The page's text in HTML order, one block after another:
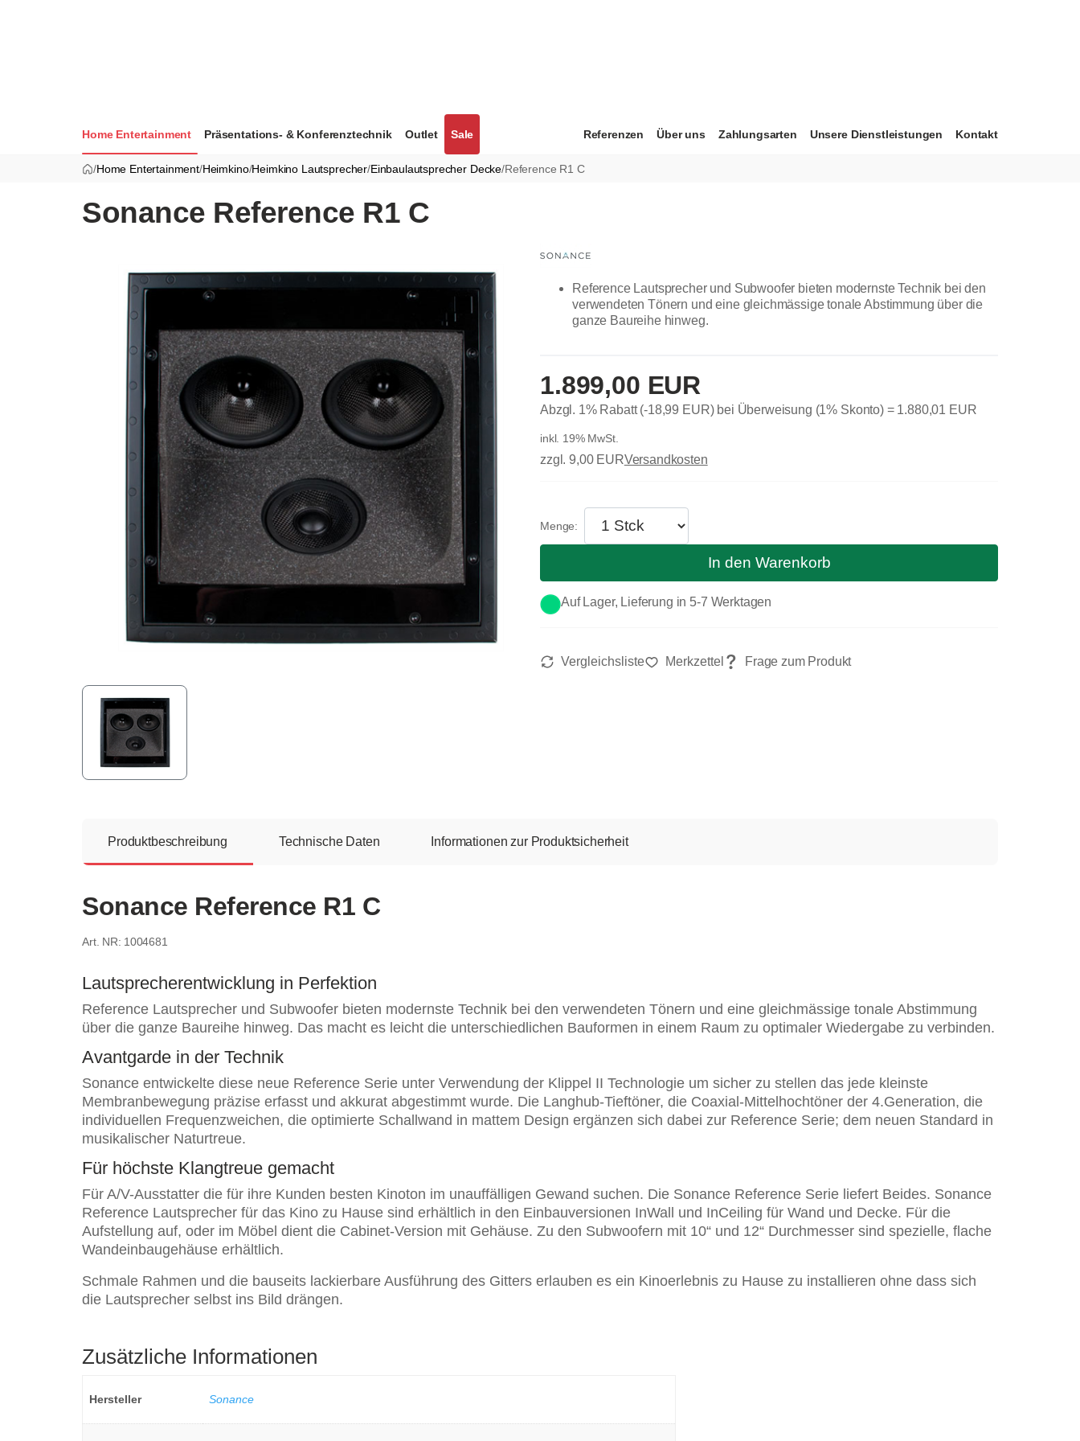
Home Entertainment Präsentations- & Konferenztechnik Outlet Sale Referenzen Über uns Zahlungsarten Unsere Dienstleistungen Kontakt
/Home Entertainment/Heimkino/Heimkino Lautsprecher/Einbaulautsprecher Decke/Reference R1 C
Sonance Reference R1 C
Reference Lautsprecher und Subwoofer bieten modernste Technik bei den
verwendeten Tönern und eine gleichmässige tonale Abstimmung über die
ganze Baureihe hinweg.
1.899,00 EUR
Abzgl. 1% Rabatt (-18,99 EUR) bei Überweisung (1% Skonto) = 1.880,01 EUR
inkl. 19% MwSt.
zzgl. 9,00 EURVersandkosten
Auf Lager, Lieferung in 5-7 Werktagen
In den Warenkorb
Produktbeschreibung Technische Daten Informationen zur Produktsicherheit
Sonance Reference R1 C
1004681
Lautsprecherentwicklung in Perfektion
Reference Lautsprecher und Subwoofer bieten modernste Technik bei den verwendeten Tönern und eine gleichmässige tonale Abstimmung
über die ganze Baureihe hinweg. Das macht es leicht die unterschiedlichen Bauformen in einem Raum zu optimaler Wiedergabe zu verbinden.
Avantgarde in der Technik
Sonance entwickelte diese neue Reference Serie unter Verwendung der Klippel II Technologie um sicher zu stellen das jede kleinste
Membranbewegung präzise erfasst und akkurat abgestimmt wurde. Die Langhub-Tieftöner, die Coaxial-Mittelhochtöner der 4.Generation, die
individuellen Frequenzweichen, die optimierte Schallwand in mattem Design ergänzen sich dabei zur Reference Serie; dem neuen Standard in
musikalischer Naturtreue.
Für höchste Klangtreue gemacht
Für A/V-Ausstatter die für ihre Kunden besten Kinoton im unauffälligen Gewand suchen. Die Sonance Reference Serie liefert Beides. Sonance
Reference Lautsprecher für das Kino zu Hause sind erhältlich in den Einbauversionen InWall und InCeiling für Wand und Decke. Für die
Aufstellung auf, oder im Möbel dient die Cabinet-Version mit Gehäuse. Zu den Subwoofern mit 10“ und 12“ Durchmesser sind spezielle, flache
Wandeinbaugehäuse erhältlich.
Schmale Rahmen und die bauseits lackierbare Ausführung des Gitters erlauben es ein Kinoerlebnis zu Hause zu installieren ohne dass sich
die Lautsprecher selbst ins Bild drängen.
Zusätzliche Informationen
Hersteller Sonance